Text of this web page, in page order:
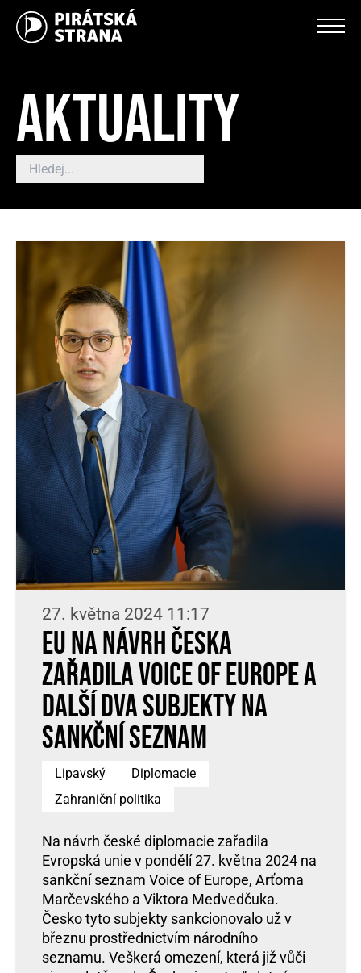
AKTUALITY
27. května 2024 11:17
EU na návrh Česka
zařadila Voice of Europe a
další dva subjekty na
sankční seznam
Lipavský
Diplomacie
Zahraniční politika
Na návrh české diplomacie zařadila
Evropská unie v pondělí 27. května 2024 na
sankční seznam Voice of Europe, Arťoma
Marčevského a Viktora Medvedčuka.
Česko tyto subjekty sankcionovalo už v
březnu prostřednictvím národního
seznamu. Veškerá omezení, která již vůči